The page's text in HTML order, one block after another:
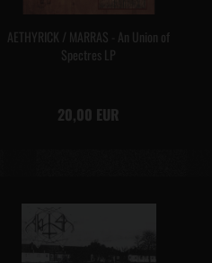
AETHYRICK / MARRAS - An Union of
Spectres LP
20,00 EUR